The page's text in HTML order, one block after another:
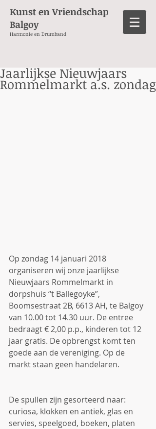
Kunst en Vriendschap
Balgoy
Harmonie en Drumband
Jaarlijkse Nieuwjaars
Rommelmarkt a.s. zondag
Op zondag 14 januari 2018
organiseren wij onze jaarlijkse
Nieuwjaars Rommelmarkt in
dorpshuis “t Ballegoyke”,
Boomsestraat 2B, 6613 AH, te Balgoy
van 10.00 tot 14.30 uur. De entree
bedraagt € 2,00 p.p., kinderen tot 12
jaar gratis. De opbrengst komt ten
goede aan de vereniging. Op de
markt staan geen handelaren.
De spullen zijn gesorteerd naar:
curiosa, klokken en antiek, glas en
servies, speelgoed, boeken, platen